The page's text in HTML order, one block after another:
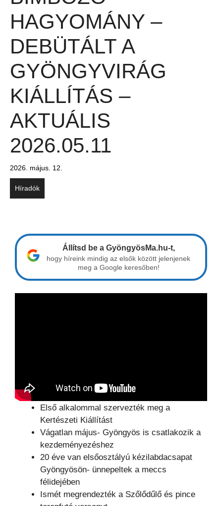
HAGYOMÁNY –
DEBÜTÁLT A
GYÖNGYVIRÁG
KIÁLLÍTÁS –
AKTUÁLIS
2026.05.11
2026. május. 12.
Híradók
Állítsd be a GyöngyösMa.hu-t,
hogy híreink mindig az elsők között jelenjenek
meg a Google keresőben!
Első alkalommal szervezték meg a
Kertészeti Kiállítást
Vágatlan május- Gyöngyös is csatlakozik a
kezdeményezéshez
20 éve van elsőosztályú kézilabdacsapat
Gyöngyösön- ünnepeltek a meccs
félidejében
Ismét megrendezték a Szőlődűlő és pince